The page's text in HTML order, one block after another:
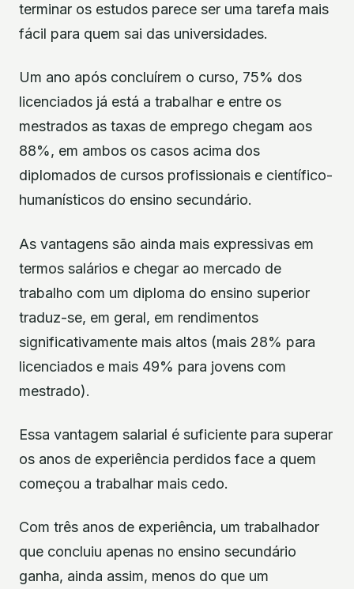
terminar os estudos parece ser uma tarefa mais
fácil para quem sai das universidades.
Um ano após concluírem o curso, 75% dos
licenciados já está a trabalhar e entre os
mestrados as taxas de emprego chegam aos
88%, em ambos os casos acima dos
diplomados de cursos profissionais e científico-
humanísticos do ensino secundário.
As vantagens são ainda mais expressivas em
termos salários e chegar ao mercado de
trabalho com um diploma do ensino superior
traduz-se, em geral, em rendimentos
significativamente mais altos (mais 28% para
licenciados e mais 49% para jovens com
mestrado).
Essa vantagem salarial é suficiente para superar
os anos de experiência perdidos face a quem
começou a trabalhar mais cedo.
Com três anos de experiência, um trabalhador
que concluiu apenas no ensino secundário
ganha, ainda assim, menos do que um